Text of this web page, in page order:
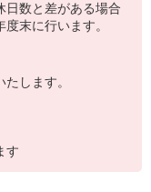
日数と差がある場合
末に行います。
します。
す